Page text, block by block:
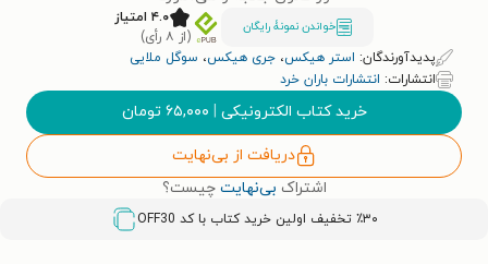
خواندن نمونۀ رایگان
۴.۰ امتیاز
(از ۸ رأی)
پدیدآورندگان: استر هیکس، جری هیکس، سوگل ملایی
انتشارات: انتشارات باران خرد
خرید کتاب الکترونیکی | ۶۵,۰۰۰ تومان
دریافت از بی‌نهایت
اشتراک بی‌نهایت چیست؟
٪۳۰ تخفیف اولین خرید کتاب با کد OFF30